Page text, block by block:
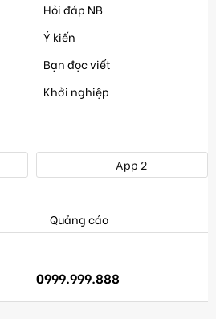
Hỏi đáp NB
Ý kiến
Bạn đọc viết
Khởi nghiệp
App 2
Quảng cáo
0999.999.888